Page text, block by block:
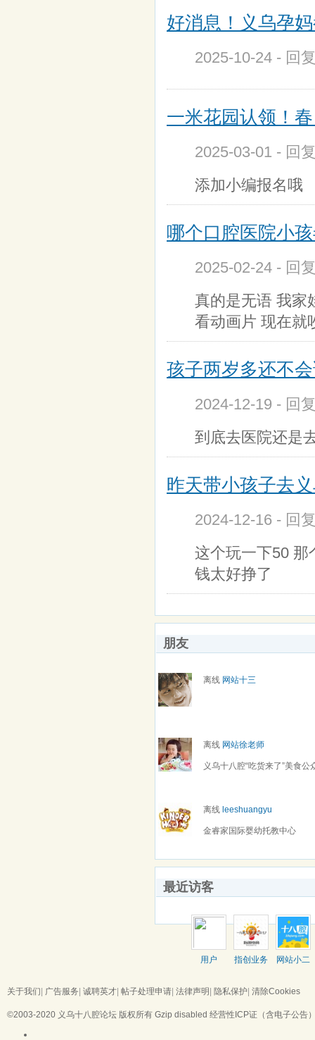
好消息！义乌孕
2025-10-24 - 回
一米花园认领！
2025-03-01 - 回
添加小编报名哦
哪个口腔医院小
2025-02-24 - 回
真的是无语 我家
看动画片 现在就
孩子两岁多还不
2024-12-19 - 回
到底去医院还是
昨天带小孩子去
2024-12-16 - 回
这个玩一下50 那
钱太好挣了
朋友
离线 网站十三
离线 网站徐老师
义乌十八腔“吃货来了”美食
离线 leeshuangyu
金睿家国际婴幼托教中心
最近访客
用户
指创业务
网站小二
关于我们| 广告服务| 诚聘英才| 帖子处理申请| 法律声明| 隐私保护| 清除Cookies
©2003-2020 义乌十八腔论坛 版权所有 Gzip disabled 经营性ICP证（含电子公告